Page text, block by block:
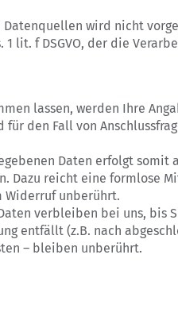
wird nicht
lit. f DSGVO, der die
lassen, werden Ihre
den Fall von
Daten erfolgt somit
Dazu reicht eine formlose
Widerruf unberührt.
verbleiben bei uns, bis
entfällt (z.B. nach
– bleiben unberührt.